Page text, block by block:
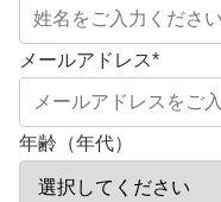
メールアドレス*
年齢（年代）